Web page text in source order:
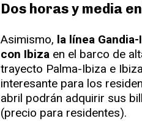
Dos horas y media
Asimismo, la línea
con Ibiza en el barco de
trayecto Palma-Ibiza e
interesante para los
abril podrán adquirir sus
(precio para residentes).